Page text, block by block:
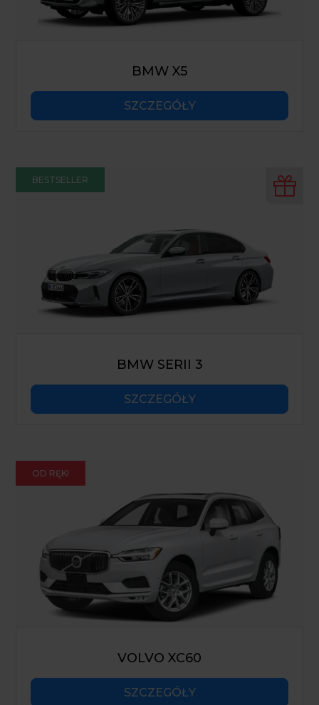
BMW X5
SZCZEGÓŁY
BESTSELLER
BMW SERII 3
SZCZEGÓŁY
OD RĘKI
VOLVO XC60
SZCZEGÓŁY